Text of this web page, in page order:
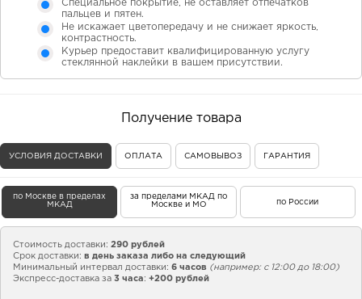
Специальное покрытие, не оставляет отпечатков
пальцев и пятен.
Не искажает цветопередачу и не снижает яркость,
контрастность.
Курьер предоставит квалифицированную услугу
стеклянной наклейки в вашем присутствии.
Получение товара
УСЛОВИЯ ДОСТАВКИ ОПЛАТА САМОВЫВОЗ ГАРАНТИЯ
по Москве в пределах
МКАД
за пределами МКАД по
Москве и МО
по России
Стоимость доставки: 290 рублей
Срок доставки: в день заказа либо на следующий
Минимальный интервал доставки: 6 часов (например: с 12:00 до 18:00)
Экспресс-доставка за 3 часа : +200 рублей